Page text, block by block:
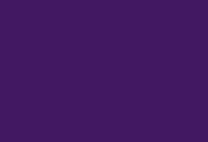
kriminalroman utan att tumma på